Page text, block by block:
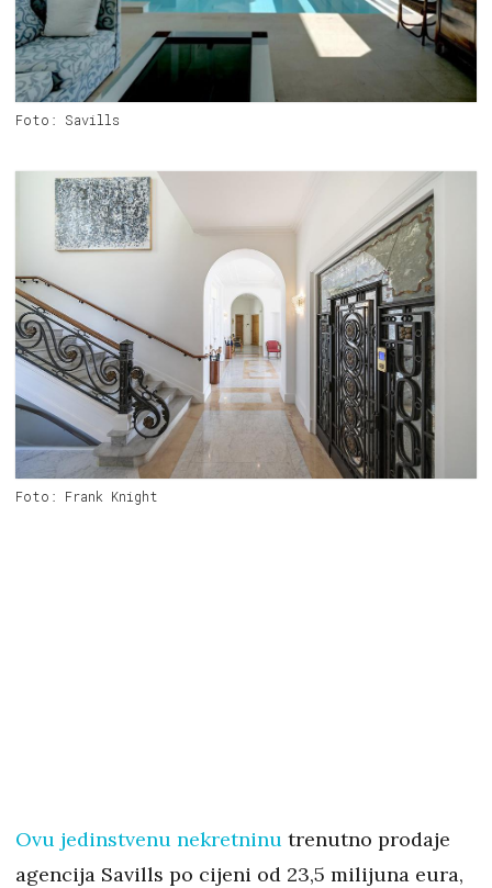
Foto: Savills
Foto: Frank Knight
Ovu jedinstvenu nekretninu trenutno prodaje
agencija Savills po cijeni od 23,5 milijuna eura,